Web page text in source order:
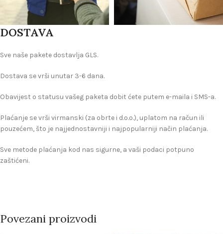
DOSTAVA
Sve naše pakete dostavlja GLS.
Dostava se vrši unutar 3-6 dana.
Obavijest o statusu vašeg paketa dobit ćete putem e-maila i SMS-a.
Plaćanje se vrši virmanski (za obrte i d.o.o.), uplatom na račun ili
pouzećem, što je najjednostavniji i najpopularniji način plaćanja.
Sve metode plaćanja kod nas sigurne, a vaši podaci potpuno
zaštićeni.
Povezani proizvodi